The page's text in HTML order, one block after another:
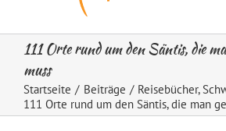
111 Orte rund um den Säntis, die
muss
Startseite Beiträge Reisebücher
111 Orte rund um den Säntis, die man